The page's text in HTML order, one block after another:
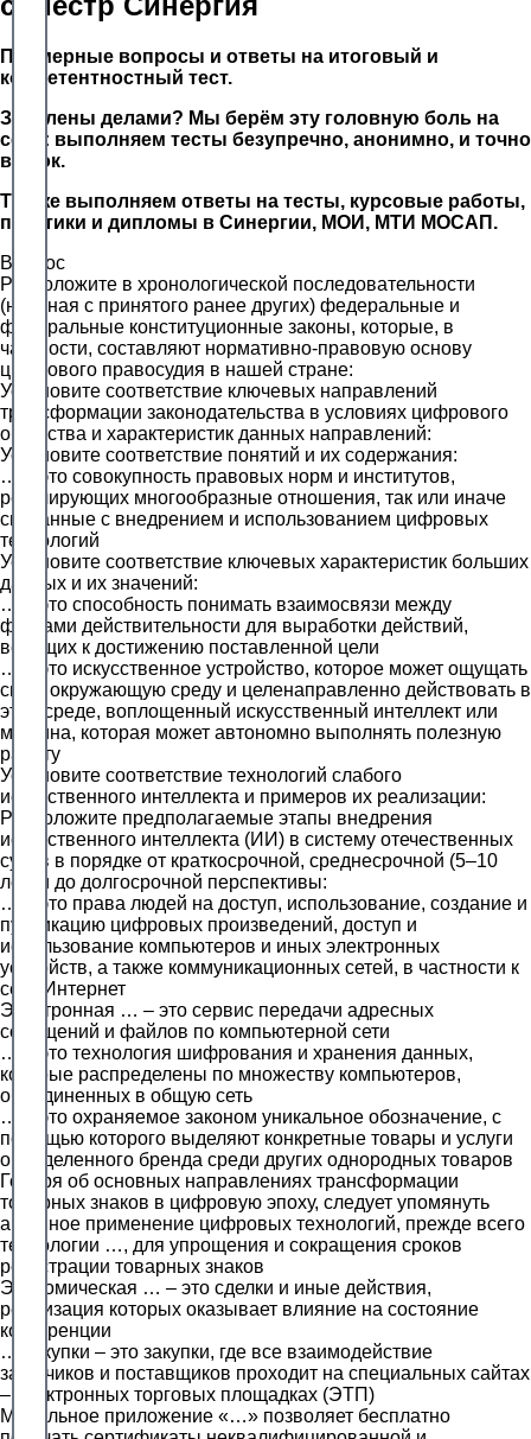
Примерные вопросы и ответы на итоговый и
компетентностный тест.
Завалены делами? Мы берём эту головную боль на
себя: выполняем тесты безупречно, анонимно, и точно
в срок.
Так же выполняем ответы на тесты, курсовые работы,
практики и дипломы в Синергии, МОИ, МТИ МОСАП.
Вопрос
Расположите в хронологической последовательности
(начиная с принятого ранее других) федеральные и
федеральные конституционные законы, которые, в
частности, составляют нормативно-правовую основу
цифрового правосудия в нашей стране:
Установите соответствие ключевых направлений
трансформации законодательства в условиях цифрового
общества и характеристик данных направлений:
Установите соответствие понятий и их содержания:
… – это совокупность правовых норм и институтов,
регулирующих многообразные отношения, так или иначе
связанные с внедрением и использованием цифровых
технологий
Установите соответствие ключевых характеристик больших
данных и их значений:
… – это способность понимать взаимосвязи между
фактами действительности для выработки действий,
ведущих к достижению поставленной цели
… – это искусственное устройство, которое может ощущать
свою окружающую среду и целенаправленно действовать в
этой среде, воплощенный искусственный интеллект или
машина, которая может автономно выполнять полезную
работу
Установите соответствие технологий слабого
искусственного интеллекта и примеров их реализации:
Расположите предполагаемые этапы внедрения
искусственного интеллекта (ИИ) в систему отечественных
судов в порядке от краткосрочной, среднесрочной (5–10
лет) и до долгосрочной перспективы:
… – это права людей на доступ, использование, создание и
публикацию цифровых произведений, доступ и
использование компьютеров и иных электронных
устройств, а также коммуникационных сетей, в частности к
сети Интернет
Электронная … – это сервис передачи адресных
сообщений и файлов по компьютерной сети
… – это технология шифрования и хранения данных,
которые распределены по множеству компьютеров,
объединенных в общую сеть
… – это охраняемое законом уникальное обозначение, с
помощью которого выделяют конкретные товары и услуги
определенного бренда среди других однородных товаров
Говоря об основных направлениях трансформации
товарных знаков в цифровую эпоху, следует упомянуть
активное применение цифровых технологий, прежде всего
технологии …, для упрощения и сокращения сроков
регистрации товарных знаков
Экономическая … – это сделки и иные действия,
реализация которых оказывает влияние на состояние
конкуренции
… закупки – это закупки, где все взаимодействие
заказчиков и поставщиков проходит на специальных сайтах
– электронных торговых площадках (ЭТП)
Мобильное приложение «…» позволяет бесплатно